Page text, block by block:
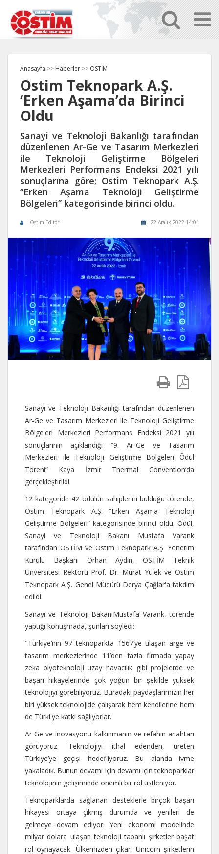
Anasayfa >> Haberler >> OSTİM
Ostim Teknopark A.Ş.
‘Erken Aşama’da Birinci
Oldu
Sanayi ve Teknoloji Bakanlığı tarafından
düzenlenen Ar-Ge ve Tasarım Merkezleri
ile Teknoloji Geliştirme Bölgeleri
Merkezleri Performans Endeksi 2021 yılı
sonuçlarına göre; Ostim Teknopark A.Ş.
“Erken Aşama Teknoloji Geliştirme
Bölgeleri” kategorisinde birinci oldu.
Ostim Editör 22 Aralık 2022 14:04
Sanayi ve Teknoloji Bakanlığı tarafından düzenlenen
Ar-Ge ve Tasarım Merkezleri ile Teknoloji Geliştirme
Bölgeleri Merkezleri Performans Endeksi 2021 yılı
sonuçlarının açıklandığı “9. Ar-Ge ve Tasarım
Merkezleri ile Teknoloji Geliştirme Bölgeleri Ödül
Töreni” Kaya İzmir Thermal Convention’da
gerçekleştirildi.
12 kategoride 42 ödülün sahiplerini bulduğu törende,
Ostim Teknopark A.Ş. “Erken Aşama Teknoloji
Geliştirme Bölgeleri” kategorisinde birinci oldu. Ödül,
Sanayi ve Teknoloji Bakanı Mustafa Varank
tarafından OSTİM ve Ostim Teknopark A.Ş. Yönetim
Kurulu Başkanı Orhan Aydın, OSTİM Teknik
Ünversitesi Rektörü Prof. Dr. Murat Yülek ve Ostim
Teknopark A.Ş. Genel Müdürü Derya Çağlar'a takdim
edildi.
Sanayi ve Teknoloji BakanıMustafa Varank, törende
yaptığı konuşmada, şunları söyledi:
"Türkiye’nin 97 teknoparkta 1567’ye ulaşan arge ve
tasarım merkezlerinde 11’den fazla firmada yapay
zeka biyoteknoloji uzay havacılık gibi projelerde ve
başarı hikayelerinde çok yoğun bir şekilde yüksek
teknolojiyi görebiliyoruz. Buradaki paydaşlarımızın her
biri yüksek teknolojide çalışarak hem kendilerine hem
de Türki'ye katkı sağlıyorlar.
Ar-Ge ve inovasyonu kalkınmanın ve refahın anahtarı
görüyoruz. Teknolojiyi ithal edenden, üreten
Türkiye’ye geçişi hedefliyoruz. Bu alanda ivme
yakaladık. Bunun devamı için devamı için teknoparklar
teknolojinin gelişiminde önemli bir rol üstleniyor.
Teknoparklarda sağlanan desteklerle birçok başarı
hikayesi ortaya çıkmış durumda ve yenileri de
gelmeye devam ediyor. Yeni ekonomi modelinde
milyar dolara ulaşan teknoloji tabanlı şirketler başat
rol oynayacak. Ülkemizden çıkan Unicorn şirketlerin